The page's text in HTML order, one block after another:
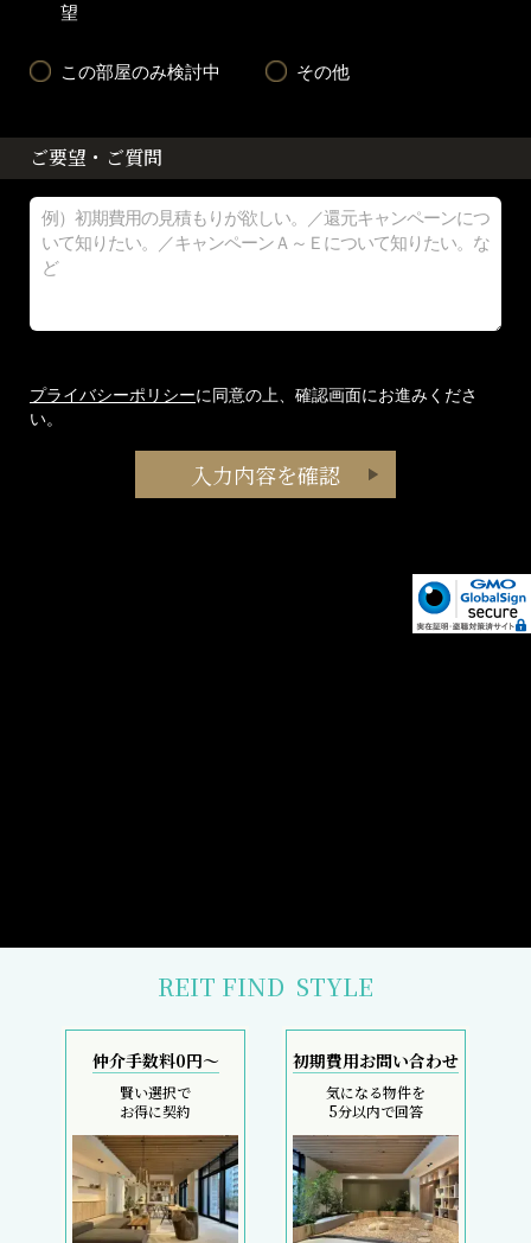
望
この部屋のみ検討中 その他
ご要望・ご質問
プライバシーポリシーに同意の上、確認画面にお進みくださ
い。
REIT FIND STYLE
仲介手数料0円～
賢い選択で
お得に契約
初期費用お問い合わせ
気になる物件を
5分以内で回答